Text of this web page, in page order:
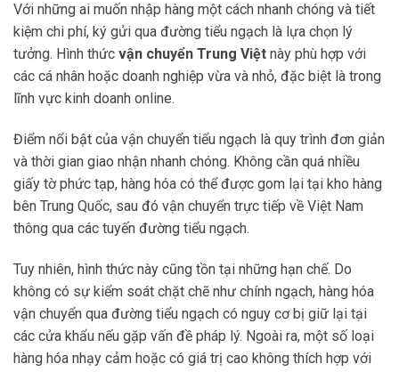
Với những ai muốn nhập hàng một cách nhanh chóng và tiết
kiệm chi phí, ký gửi qua đường tiểu ngạch là lựa chọn lý
tưởng. Hình thức vận chuyển Trung Việt này phù hợp với
các cá nhân hoặc doanh nghiệp vừa và nhỏ, đặc biệt là trong
lĩnh vực kinh doanh online.
Điểm nổi bật của vận chuyển tiểu ngạch là quy trình đơn giản
và thời gian giao nhận nhanh chóng. Không cần quá nhiều
giấy tờ phức tạp, hàng hóa có thể được gom lại tại kho hàng
bên Trung Quốc, sau đó vận chuyển trực tiếp về Việt Nam
thông qua các tuyến đường tiểu ngạch.
Tuy nhiên, hình thức này cũng tồn tại những hạn chế. Do
không có sự kiểm soát chặt chẽ như chính ngạch, hàng hóa
vận chuyển qua đường tiểu ngạch có nguy cơ bị giữ lại tại
các cửa khẩu nếu gặp vấn đề pháp lý. Ngoài ra, một số loại
hàng hóa nhạy cảm hoặc có giá trị cao không thích hợp với